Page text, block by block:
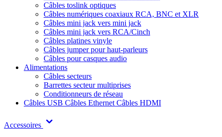
Câbles toslink optiques
Câbles numériques coaxiaux RCA, BNC et XLR
Câbles mini jack vers mini jack
Câbles mini jack vers RCA/Cinch
Câbles platines vinyle
Câbles jumper pour haut-parleurs
Câbles pour casques audio
Alimentations
Câbles secteurs
Barrettes secteur multiprises
Conditionneurs de réseau
Câbles USB Câbles Ethernet Câbles HDMI
Accessoires